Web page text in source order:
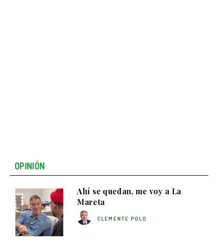
OPINIÓN
Ahí se quedan, me voy a La
Mareta
CLEMENTE POLO